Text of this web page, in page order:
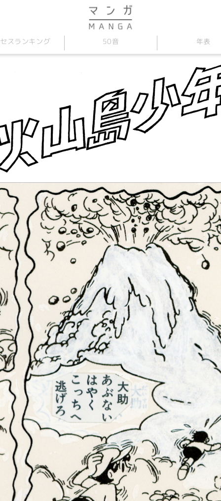
ス ランキング 50音 年表